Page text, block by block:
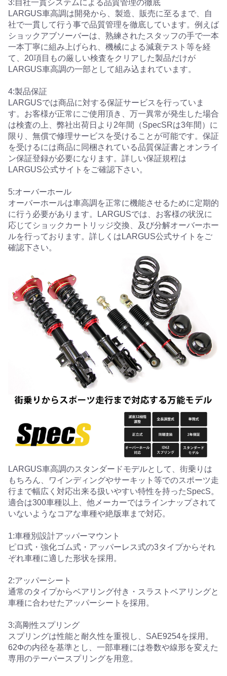
3:自社一貫システムによる品質管理の徹底
LARGUS車高調は開発から、製造、販売に至るまで、自
社で一貫して行う事で品質管理を徹底しています。例えば
ショックアブソーバーは、熟練されたスタッフの手で一本
一本丁寧に組み上げられ、機械による減衰テスト等を経
て、20項目もの厳しい検査をクリアした製品だけが
LARGUS車高調の一部として組み込まれています。
4:製品保証
LARGUSでは商品に対する保証サービスを行っていま
す。お客様が正常にご使用頂き、万一異常が発生した場合
は検査の上、弊社出荷日より2年間（SpecSRは3年間）に
限り、無償で修理サービスを受けることが可能です。保証
を受けるには商品に同梱されている品質保証書とオンライ
ン保証登録が必要になります。詳しい保証規程は
LARGUS公式サイトをご確認下さい。
5:オーバーホール
オーバーホールは車高調を正常に機能させるために定期的
に行う必要があります。LARGUSでは、お客様の状況に
応じてショックカートリッジ交換、及び分解オーバーホー
ルを行っております。詳しくはLARGUS公式サイトをご
確認下さい。
LARGUS車高調のスタンダードモデルとして、街乗りは
もちろん、ワインディングやサーキット等でのスポーツ走
行まで幅広く対応出来る扱いやすい特性を持ったSpecS。
適合は300車種以上、他メーカーではラインナップされて
いないようなコアな車種や絶版車まで対応。
1:車種別設計アッパーマウント
ピロ式・強化ゴム式・アッパーレス式の3タイプからそれ
ぞれ車種に適した形状を採用。
2:アッパーシート
通常のタイプからベアリング付き・スラストベアリングと
車種に合わせたアッパーシートを採用。
3:高剛性スプリング
スプリングは性能と耐久性を重視し、SAE9254を採用。
62Φの内径を基準とし、一部車種には巻数や線形を変えた
専用のテーパースプリングを用意。